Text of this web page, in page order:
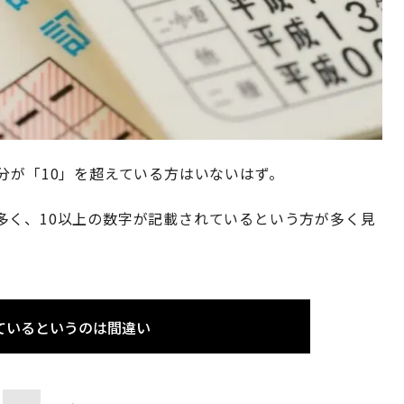
「10」を超えている方はいないはず。
、10以上の数字が記載されているという方が多く見
るというのは間違い